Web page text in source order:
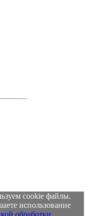
cookie файлы.
использование
обработки